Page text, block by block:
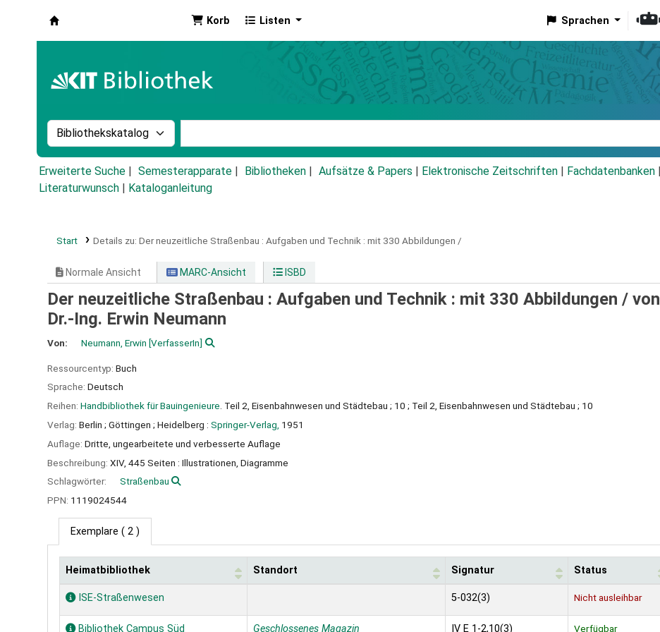
Korb Listen Sprachen
Suche im Katalog nach:
Erweiterte Suche Semesterapparate Bibliotheken Aufsätze & Papers Elektronische Zeitschriften Fachdatenbanken
Literaturwunsch
Kataloganleitung
Start Details zu: Der neuzeitliche Straßenbau : Aufgaben und Technik : mit 330 Abbildungen /
Normale Ansicht MARC-Ansicht ISBD
Der neuzeitliche Straßenbau : Aufgaben und Technik : mit 330 Abbildungen / von
Dr.-Ing. Erwin Neumann
Von: Neumann, Erwin [VerfasserIn]
Ressourcentyp: Buch
Sprache: Deutsch
Reihen: Handbibliothek für Bauingenieure . Teil 2, Eisenbahnwesen und Städtebau ; 10 ; Teil 2, Eisenbahnwesen und Städtebau ; 10
Verlag: Berlin ; Göttingen ; Heidelberg : Springer-Verlag, 1951
Auflage: Dritte, ungearbeitete und verbesserte Auflage
Beschreibung: XIV, 445 Seiten : Illustrationen, Diagramme
Schlagwörter:
Straßenbau
PPN: 1119024544
Exemplare ( 2 )
Exemplare
Heimatbibliothek Standort Signatur Status
ISE-Straßenwesen 5-032(3) Nicht ausleihbar
Bibliothek Campus Süd Geschlossenes Magazin IV E 1-2,10(3) Verfügbar